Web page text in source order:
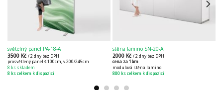
světelný panel PA-18-A
3500 Kč / 2 dny bez DPH
prosvětlený panel š.100cm, v.200/245cm
8 ks skladem
8 ks celkem k dispozici
stěna lamino SN-20-A
2000 Kč / 2 dny bez DPH
cena za 1bm
modulová stěna lamino
800 ks celkem k dispozici